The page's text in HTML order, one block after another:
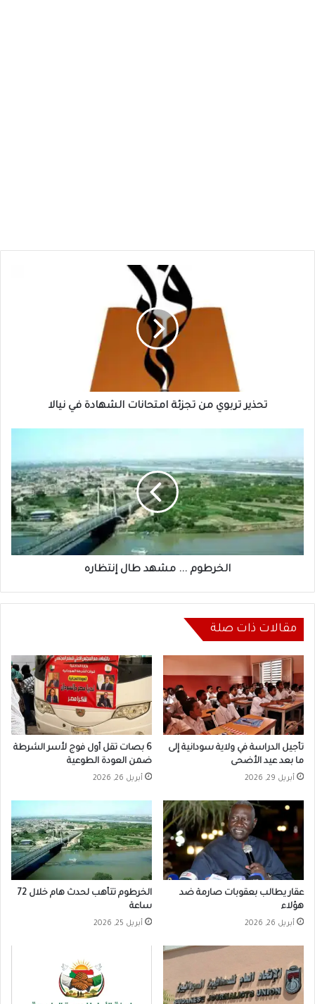
تحذير تربوي من تجزئة امتحانات الشهادة في نيالا
مشهد
طال
إنتظاره
الخرطوم ... مشهد طال إنتظاره
مقالات ذات صلة
تأجيل الدراسة في ولاية سودانية إلى
ما بعد عيد الأضحى
أبريل 29, 2026
6 بصات تقل أول فوج لأسر الشرطة
ضمن العودة الطوعية
أبريل 26, 2026
عقار يطالب بعقوبات صارمة ضد
هؤلاء
أبريل 26, 2026
الخرطوم تتأهب لحدث هام خلال 72
ساعة
أبريل 25, 2026